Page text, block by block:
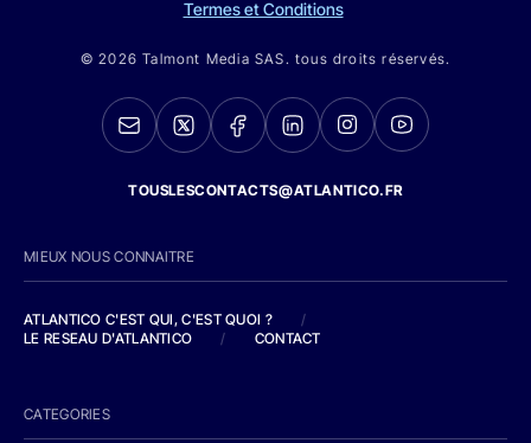
Termes et Conditions
© 2026 Talmont Media SAS. tous droits réservés.
TOUSLESCONTACTS@ATLANTICO.FR
MIEUX NOUS CONNAITRE
ATLANTICO C'EST QUI, C'EST QUOI ?
/
LE RESEAU D'ATLANTICO
/ CONTACT
CATEGORIES